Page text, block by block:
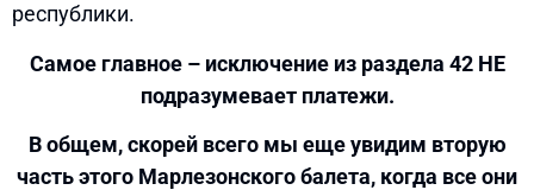
республики.
Самое главное – исключение из раздела 42 НЕ
подразумевает платежи.
В общем, скорей всего мы еще увидим вторую
часть этого Марлезонского балета, когда все они